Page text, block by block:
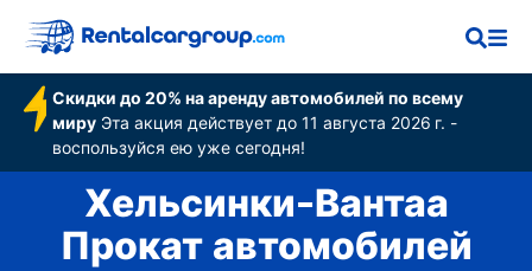
Скидки до 20% на аренду автомобилей по всему
мируЭта акция действует до 11 августа 2026 г. -
воспользуйся ею уже сегодня!
Хельсинки-Вантаа
Прокат автомобилей